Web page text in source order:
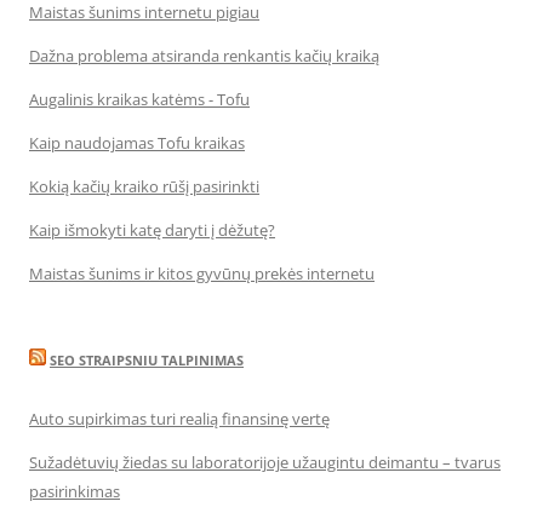
Maistas šunims internetu pigiau
Dažna problema atsiranda renkantis kačių kraiką
Augalinis kraikas katėms - Tofu
Kaip naudojamas Tofu kraikas
Kokią kačių kraiko rūšį pasirinkti
Kaip išmokyti katę daryti į dėžutę?
Maistas šunims ir kitos gyvūnų prekės internetu
SEO STRAIPSNIU TALPINIMAS
Auto supirkimas turi realią finansinę vertę
Sužadėtuvių žiedas su laboratorijoje užaugintu deimantu – tvarus
pasirinkimas